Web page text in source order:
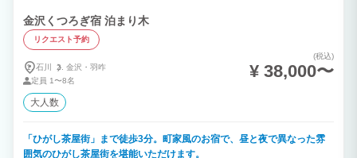
金沢くつろぎ宿 泊まり木
リクエスト予約
石川 金沢・ 羽咋
定員 1〜8名
(税込)
¥ 38,000〜
大人数
「ひがし茶屋街」まで徒歩3分。町家風のお宿で、昼と夜で異なった雰
囲気のひがし茶屋街を堪能いただけます。